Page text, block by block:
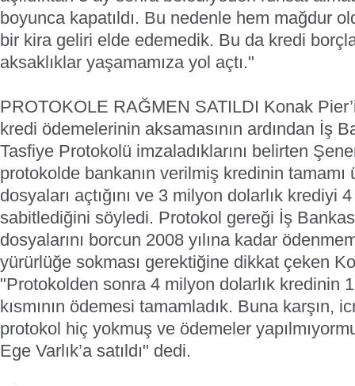
boyunca kapatıldı. Bu nedenle hem mağdur
bir kira geliri elde edemedik. Bu da kredi
aksaklıklar yaşamamıza yol açtı."
PROTOKOLE RAĞMEN SATILDI Konak
kredi ödemelerinin aksamasının ardından İş
Tasfiye Protokolü imzaladıklarını belirten
protokolde bankanın verilmiş kredinin tamamı
dosyaları açtığını ve 3 milyon dolarlık krediyi
sabitlediğini söyledi. Protokol gereği İş
dosyalarını borcun 2008 yılına kadar
yürürlüğe sokması gerektiğine dikkat çeken
"Protokolden sonra 4 milyon dolarlık kredinin
kısmının ödemesi tamamladık. Buna karşın,
protokol hiç yokmuş ve ödemeler
Ege Varlık’a satıldı" dedi.